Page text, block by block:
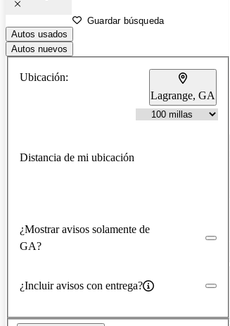
Guardar búsqueda
Autos usados
Autos nuevos
Ubicación:
Lagrange, GA
Distancia de mi ubicación
¿Mostrar avisos solamente de
GA?
¿Incluir avisos con entrega?